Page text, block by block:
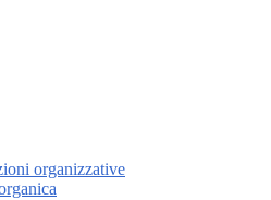
organizzative